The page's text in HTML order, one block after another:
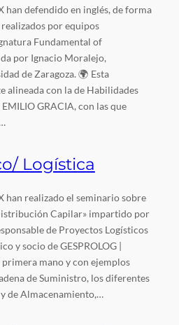
han defendido en inglés, de forma
por equipos
Fundamental of
por Ignacio Moralejo,
de Zaragoza. 🌍 Esta
alineada con la de Habilidades
GRACIA, con las que
Logística
han realizado el seminario sobre
Capilar» impartido por
de Proyectos Logísticos
y socio de GESPROLOG |
mano y con ejemplos
de Suministro, los diferentes
de Almacenamiento,…